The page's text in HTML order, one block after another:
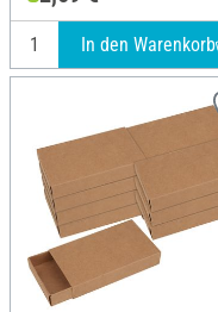
In den Warenkorb